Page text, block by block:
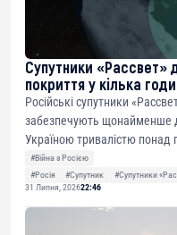
Супутники «Рассвет»
покриття у кілька
Російські супутники
забезпечують щонайменше
Україною тривалістю понад
#Війна з Росією
#Росія
#Супутник #Супутники
31 Липня, 202622:46